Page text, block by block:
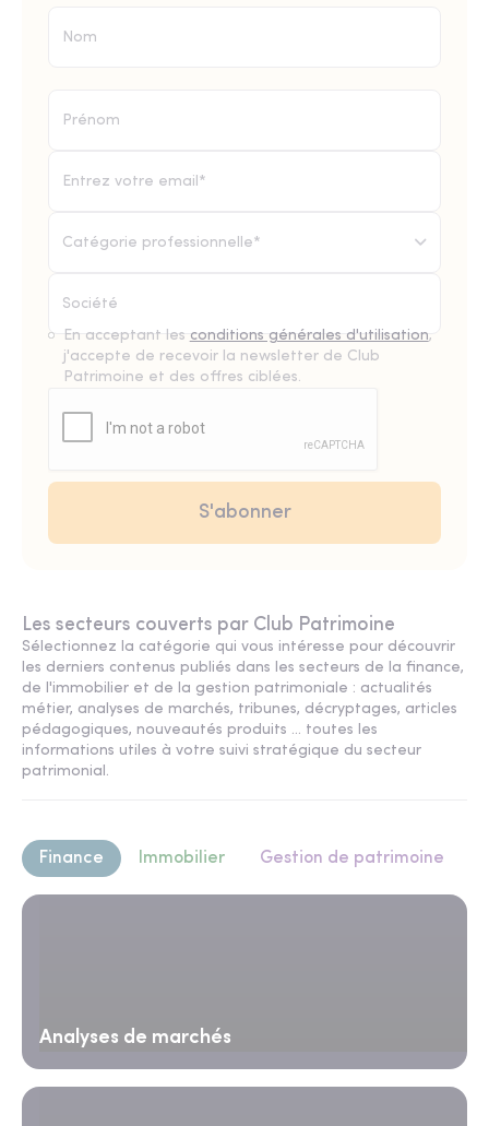
Catégorie professionnelle*
En acceptant les conditions générales d'utilisation,
j'accepte de recevoir la newsletter de Club
Patrimoine et des offres ciblées.
Les secteurs couverts par Club Patrimoine
Sélectionnez la catégorie qui vous intéresse pour découvrir
les derniers contenus publiés dans les secteurs de la finance,
de l'immobilier et de la gestion patrimoniale : actualités
métier, analyses de marchés, tribunes, décryptages, articles
pédagogiques, nouveautés produits ... toutes les
informations utiles à votre suivi stratégique du secteur
patrimonial.
Finance Immobilier Gestion de patrimoine
Analyses de marchés